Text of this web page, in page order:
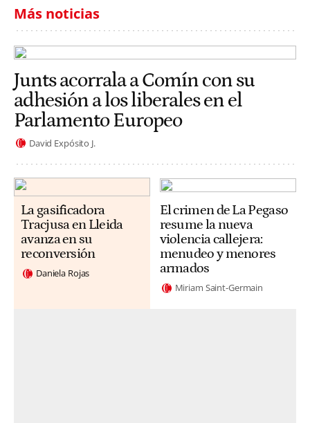
Más noticias
Junts acorrala a Comín con su
adhesión a los liberales en el
Parlamento Europeo
David Expósito J.
La gasificadora
Tracjusa en Lleida
avanza en su
reconversión
Daniela Rojas
El crimen de La Pegaso
resume la nueva
violencia callejera:
menudeo y menores
armados
Miriam Saint-Germain